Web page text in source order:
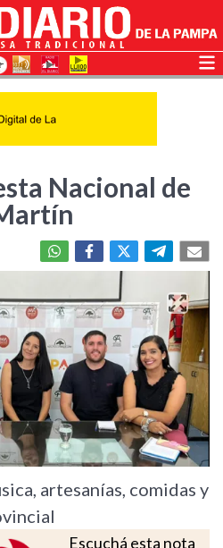
Nacional de
artesanías, comidas y
Escuchá esta nota